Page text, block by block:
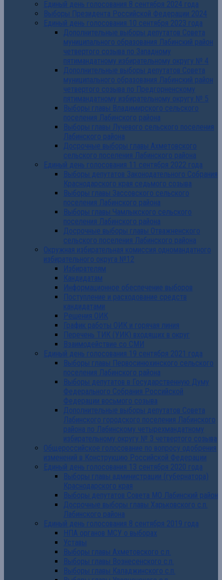
Единый день голосования 8 сентября 2024 года
Выборы Президента Российской Федерации 2024
Единый день голосования 10 сентября 2023 года
Дополнительные выборы депутатов Совета
муниципального образования Лабинский район
четвертого созыва по Западному
пятимандатному избирательному округу № 4
Дополнительные выборы депутатов Совета
муниципального образования Лабинский район
четвертого созыва по Предгорненскому
пятимандатному избирательному округу № 5
Выборы главы Владимирского сельского
поселения Лабинского района
Выборы главы Лучевого сельского поселения
Лабинского района
Досрочные выборы главы Ахметовского
сельского поселения Лабинского района
Единый день голосования 11 сентября 2022 года
Выборы депутатов Законодательного Собрания
Краснодарского края седьмого созыва
Выборы главы Зассовского сельского
поселения Лабинского района
Выборы главы Чамлыкского сельского
поселения Лабинского района
Досрочные выборы главы Отважненского
сельского поселения Лабинского района
Окружная избирательная комиссия одномандатного
избирательного округа №12
Избирателям
Кандидатам
Информационное обеспечение выборов
Поступление и расходование средств
кандидатами
Решения ОИК
График работы ОИК и горячая линия
Перечень ТИК (УИК) входящих в округ
Взаимодействие со СМИ
Единый день голосования 19 сентября 2021 года
Выборы главы Первосинюхинского сельского
поселения Лабинского района
Выборы депутатов в Государственную Думу
Федерального Собрания Российской
Федерации восьмого созыва
Дополнительные выборы депутатов Совета
Лабинского городского поселения Лабинского
района по Лабинскому четырехмандатному
избирательному округу № 3 четвертого созыва
Общероссийское голосование по вопросу одобрения
изменений в Конструкцию Российской Федерации
Единый день голосования 13 сентября 2020 года
Выборы главы администрации (губернатора)
Краснодарского края
Выборы депутатов Совета МО Лабинский район
Досрочные выборы главы Харьковского с.п.
Лабинского района
Единый день голосования 8 сентября 2019 года
НПА органов МСУ о выборах
Уставы
Выборы главы Ахметовского с.п.
Выборы главы Вознесенского с.п.
Выборы главы Каладжинского с.п.